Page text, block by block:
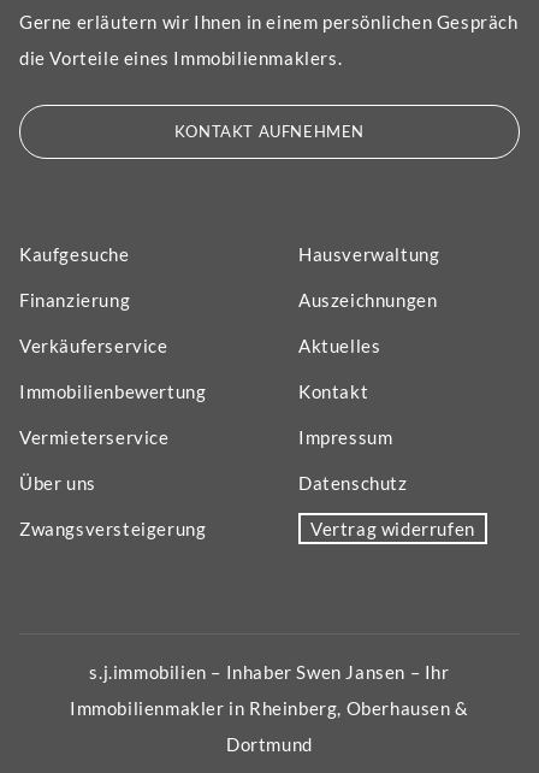
Gerne erläutern wir Ihnen in einem persönlichen Gespräch
die Vorteile eines Immobilienmaklers.
KONTAKT AUFNEHMEN
Kaufgesuche
Finanzierung
Verkäuferservice
Immobilienbewertung
Vermieterservice
Über uns
Zwangsversteigerung
Hausverwaltung
Auszeichnungen
Aktuelles
Kontakt
Impressum
Datenschutz
Vertrag widerrufen
s.j.immobilien – Inhaber Swen Jansen – Ihr
Immobilienmakler in Rheinberg, Oberhausen &
Dortmund